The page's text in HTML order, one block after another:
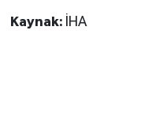
Kaynak: İHA